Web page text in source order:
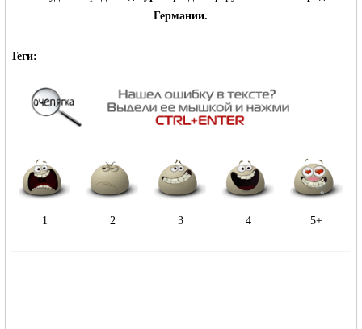
Германии.
Теги:
1 2 3 4 5+